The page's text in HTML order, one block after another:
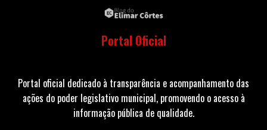
Portal Oficial
Portal oficial dedicado à transparência e acompanhamento das
ações do poder legislativo municipal, promovendo o acesso à
informação pública de qualidade.